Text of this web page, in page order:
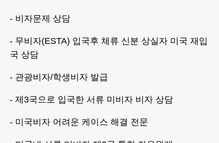
- 비자문제 상담
- 무비자(ESTA) 입국후 체류 신분 상실자 미국 재입
국 상담
- 관광비자/학생비자 발급
- 제3국으로 입국한 서류 미비자 비자 상담
- 미국비자 어려운 케이스 해결 전문